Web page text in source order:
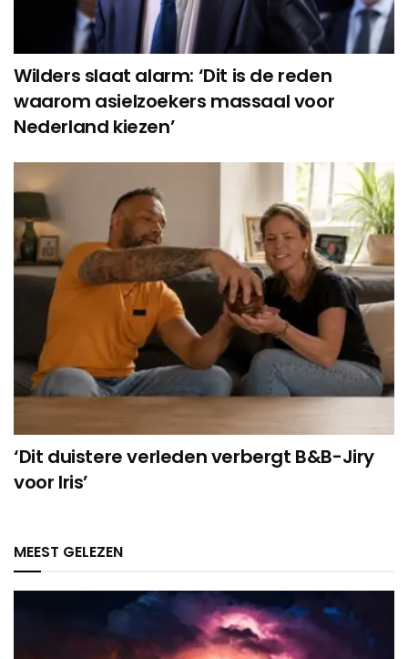
Wilders slaat alarm: ‘Dit is de reden
waarom asielzoekers massaal voor
Nederland kiezen’
‘Dit duistere verleden verbergt B&B-Jiry
voor Iris’
MEEST GELEZEN